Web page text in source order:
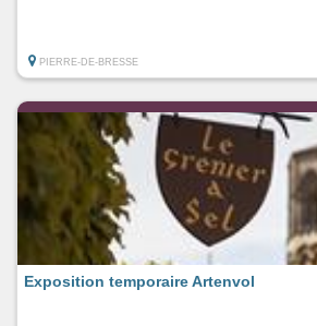
PIERRE-DE-BRESSE
Exposition temporaire Artenvol